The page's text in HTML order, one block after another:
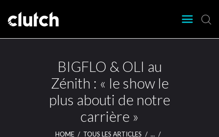
BIGFLO & OLI au
Zénith : « le show le
plus abouti de notre
carrière »
HOME TOUS LES ARTICLES
...
Clutch Webzine
Agenda
Nos éditions
Magazine
Articles